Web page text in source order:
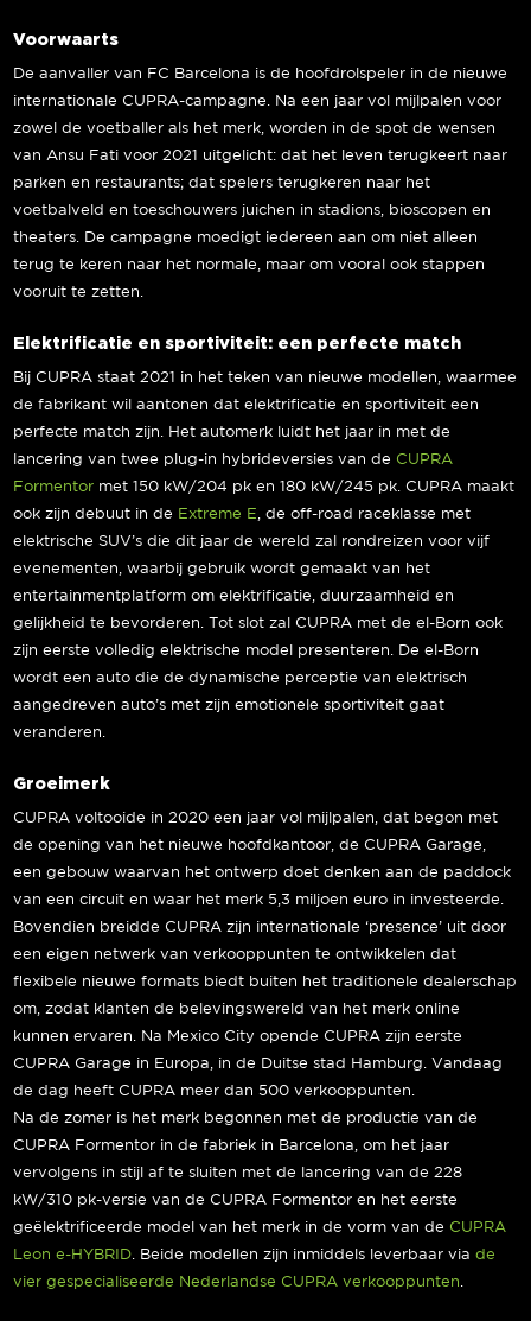
Voorwaarts
De aanvaller van FC Barcelona is de hoofdrolspeler in de nieuwe
internationale CUPRA-campagne. Na een jaar vol mijlpalen voor
zowel de voetballer als het merk, worden in de spot de wensen
van Ansu Fati voor 2021 uitgelicht: dat het leven terugkeert naar
parken en restaurants; dat spelers terugkeren naar het
voetbalveld en toeschouwers juichen in stadions, bioscopen en
theaters. De campagne moedigt iedereen aan om niet alleen
terug te keren naar het normale, maar om vooral ook stappen
vooruit te zetten.
Elektrificatie en sportiviteit: een perfecte match
Bij CUPRA staat 2021 in het teken van nieuwe modellen, waarmee
de fabrikant wil aantonen dat elektrificatie en sportiviteit een
perfecte match zijn. Het automerk luidt het jaar in met de
lancering van twee plug-in hybrideversies van de CUPRA
Formentor met 150 kW/204 pk en 180 kW/245 pk. CUPRA maakt
ook zijn debuut in de Extreme E , de off-road raceklasse met
elektrische SUV’s die dit jaar de wereld zal rondreizen voor vijf
evenementen, waarbij gebruik wordt gemaakt van het
entertainmentplatform om elektrificatie, duurzaamheid en
gelijkheid te bevorderen. Tot slot zal CUPRA met de el-Born ook
zijn eerste volledig elektrische model presenteren. De el-Born
wordt een auto die de dynamische perceptie van elektrisch
aangedreven auto’s met zijn emotionele sportiviteit gaat
veranderen.
Groeimerk
CUPRA voltooide in 2020 een jaar vol mijlpalen, dat begon met
de opening van het nieuwe hoofdkantoor, de CUPRA Garage,
een gebouw waarvan het ontwerp doet denken aan de paddock
van een circuit en waar het merk 5,3 miljoen euro in investeerde.
Bovendien breidde CUPRA zijn internationale ‘presence’ uit door
een eigen netwerk van verkooppunten te ontwikkelen dat
flexibele nieuwe formats biedt buiten het traditionele dealerschap
om, zodat klanten de belevingswereld van het merk online
kunnen ervaren. Na Mexico City opende CUPRA zijn eerste
CUPRA Garage in Europa, in de Duitse stad Hamburg. Vandaag
de dag heeft CUPRA meer dan 500 verkooppunten.
Na de zomer is het merk begonnen met de productie van de
CUPRA Formentor in de fabriek in Barcelona, om het jaar
vervolgens in stijl af te sluiten met de lancering van de 228
kW/310 pk-versie van de CUPRA Formentor en het eerste
geëlektrificeerde model van het merk in de vorm van de CUPRA
Leon e-HYBRID . Beide modellen zijn inmiddels leverbaar viade
vier gespecialiseerde Nederlandse CUPRA verkooppunten